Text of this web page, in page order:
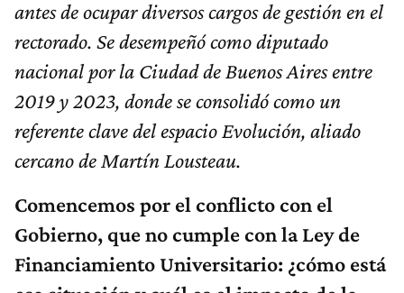
antes de ocupar diversos cargos de gestión en el
rectorado. Se desempeñó como diputado
nacional por la Ciudad de Buenos Aires entre
2019 y 2023, donde se consolidó como un
referente clave del espacio Evolución, aliado
cercano de Martín Lousteau.
Comencemos por el conflicto con el
Gobierno, que no cumple con la Ley de
Financiamiento Universitario: ¿cómo está